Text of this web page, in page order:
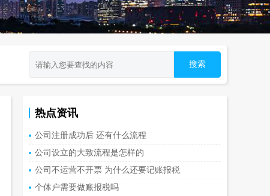
热点资讯
公司注册成功后 还有什么流程
公司设立的大致流程是怎样的
公司不运营不开票 为什么还要记账报税
个体户需要做账报税吗